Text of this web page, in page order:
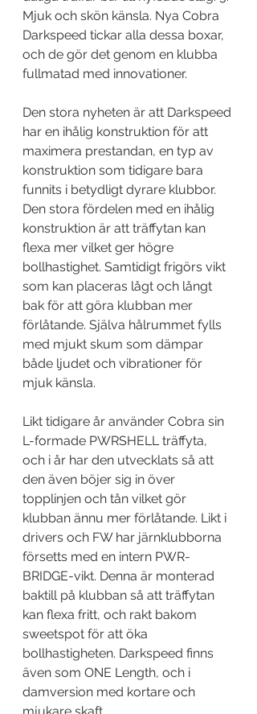
Mjuk och skön känsla. Nya Cobra
Darkspeed tickar alla dessa boxar,
och de gör det genom en klubba
fullmatad med innovationer.
Den stora nyheten är att Darkspeed
har en ihålig konstruktion för att
maximera prestandan, en typ av
konstruktion som tidigare bara
funnits i betydligt dyrare klubbor.
Den stora fördelen med en ihålig
konstruktion är att träffytan kan
flexa mer vilket ger högre
bollhastighet. Samtidigt frigörs vikt
som kan placeras lågt och långt
bak för att göra klubban mer
förlåtande. Själva hålrummet fylls
med mjukt skum som dämpar
både ljudet och vibrationer för
mjuk känsla.
Likt tidigare år använder Cobra sin
L-formade PWRSHELL träffyta,
och i år har den utvecklats så att
den även böjer sig in över
topplinjen och tån vilket gör
klubban ännu mer förlåtande. Likt i
drivers och FW har järnklubborna
försetts med en intern PWR-
BRIDGE-vikt. Denna är monterad
baktill på klubban så att träffytan
kan flexa fritt, och rakt bakom
sweetspot för att öka
bollhastigheten. Darkspeed finns
även som ONE Length, och i
damversion med kortare och